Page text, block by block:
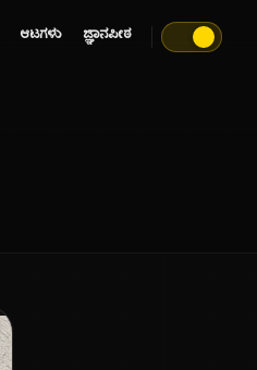
ಆಟಗಳು ಜ್ಞಾನಪೀಠ